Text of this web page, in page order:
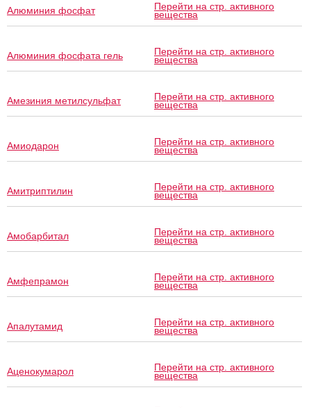
Алюминия фосфат Перейти на стр. активного
вещества
Алюминия фосфата гель Перейти на стр. активного
вещества
Амезиния метилсульфат Перейти на стр. активного
вещества
Амиодарон Перейти на стр. активного
вещества
Амитриптилин Перейти на стр. активного
вещества
Амобарбитал Перейти на стр. активного
вещества
Амфепрамон Перейти на стр. активного
вещества
Апалутамид Перейти на стр. активного
вещества
Аценокумарол Перейти на стр. активного
вещества